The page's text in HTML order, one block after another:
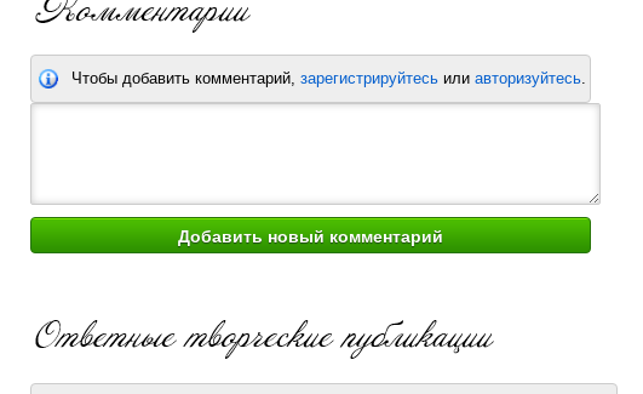
Чтобы добавить комментарий, зарегистрируйтесь или авторизуйтесь.